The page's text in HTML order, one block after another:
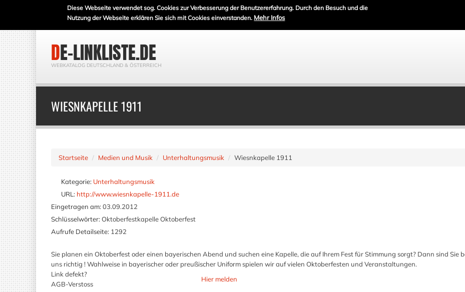
Diese Webseite verwendet sog. Cookies zur Verbesserung der Benutzererfahrung. Durch den Besuch und die
Nutzung der Webseite erklären Sie sich mit Cookies einverstanden. Mehr Infos
DE-LINKLISTE.DE
WEBKATALOG DEUTSCHLAND & ÖSTERREICH
WIESNKAPELLE 1911
Startseite Medien und Musik Unterhaltungsmusik Wiesnkapelle 1911
Kategorie: Unterhaltungsmusik
URL: http://www.wiesnkapelle-1911.de
Eingetragen am: 03.09.2012
Schlüsselwörter: Oktoberfestkapelle Oktoberfest
Aufrufe Detailseite: 1292
Sie planen ein Oktoberfest oder einen bayerischen Abend und suchen eine Kapelle, die auf Ihrem Fest für Stimmung sorgt? Dann sind Sie
uns richtig ! Wahlweise in bayerischer oder preußischer Uniform spielen wir auf vielen Oktoberfesten und Veranstaltungen.
Link defekt?
AGB-Verstoss
Hier melden